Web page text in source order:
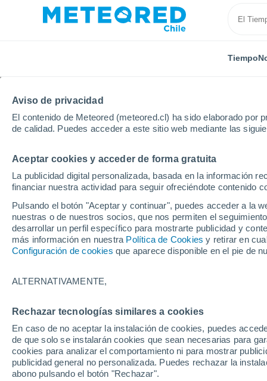
Aviso de privacidad
El contenido de Meteored (meteored.cl) ha sido elaborado por
de calidad. Puedes acceder a este sitio web mediante las
Aceptar cookies y acceder de forma gratuita
La publicidad digital personalizada, basada en la información
financiar nuestra actividad para seguir ofreciéndote contenido
Pulsando el botón "Aceptar y continuar", puedes acceder a la
nuestras o de nuestros socios, que nos permiten el
desarrollar un perfil específico para mostrarte publicidad y
más información en nuestra Política de Cookies y retirar en
Configuración de cookies que aparece disponible en el pie de
ALTERNATIVAMENTE,
Rechazar tecnologías similares a cookies
En caso de no aceptar la instalación de cookies, puedes
de que solo se instalarán cookies que sean necesarias para
cookies para analizar el comportamiento ni para mostrar
publicidad general no personalizada. Puedes rechazar la
abono pulsando el botón "Rechazar".
Tiempo
Inicio Rusia Óblast de Arjángelsk Localidades
El tiempo en todas las
Arjángelsk
Todas las localidades del Óblast de Arjángelsk
Аксеновская
Яреньга
B